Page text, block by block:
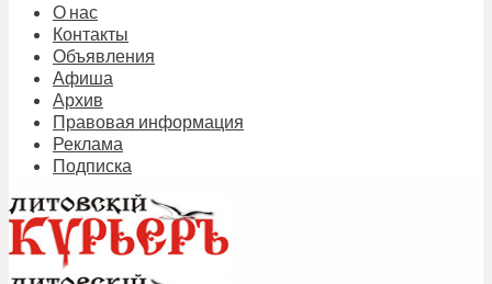
О нас
Контакты
Объявления
Афиша
Архив
Правовая информация
Реклама
Подписка